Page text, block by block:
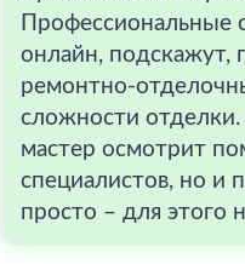
Профессиональные
онлайн, подскажут,
ремонтно-
сложности отделки.
мастер осмотрит
специалистов, но и
просто – для этого